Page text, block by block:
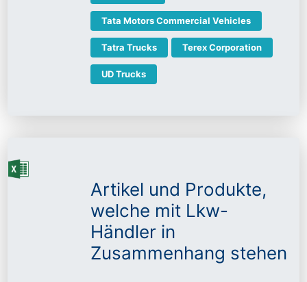
Tata Motors Commercial Vehicles
Tatra Trucks Terex Corporation
UD Trucks
Artikel und Produkte,
welche mit Lkw-
Händler in
Zusammenhang stehen